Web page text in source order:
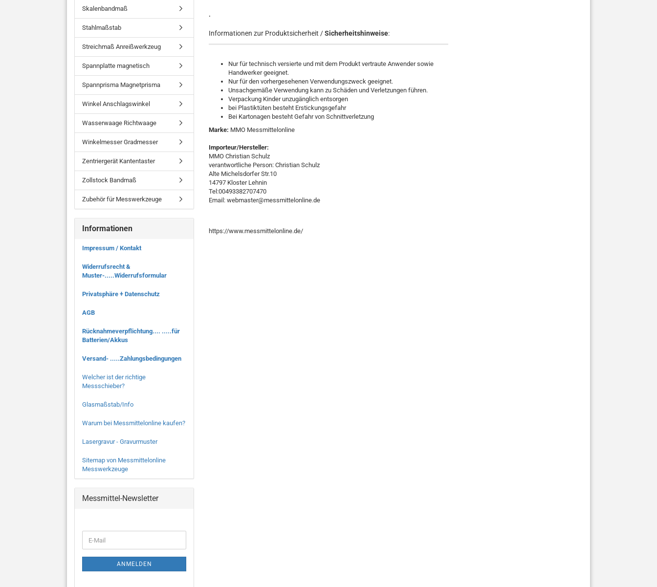
.
Informationen zur Produktsicherheit /Sicherheitshinweise:
Nur für technisch versierte und mit dem Produkt vertraute Anwender sowie
Handwerker geeignet.
Nur für den vorhergesehenen Verwendungszweck geeignet.
Unsachgemäße Verwendung kann zu Schäden und Verletzungen führen.
Verpackung Kinder unzugänglich entsorgen
bei Plastiktüten besteht Erstickungsgefahr
Bei Kartonagen besteht Gefahr von Schnittverletzung
Marke: MMO Messmittelonline
Importeur/Hersteller:
MMO Christian Schulz
verantwortliche Person: Christian Schulz
Alte Michelsdorfer Str.10
14797 Kloster Lehnin
Tel:00493382707470
Email: webmaster@messmittelonline.de
https://www.messmittelonline.de/
Skalenbandmaß
Stahlmaßstab
Streichmaß Anreißwerkzeug
Spannplatte magnetisch
Spannprisma Magnetprisma
Winkel Anschlagswinkel
Wasserwaage Richtwaage
Winkelmesser Gradmesser
Zentriergerät Kantentaster
Zollstock Bandmaß
Zubehör für Messwerkzeuge
Informationen
Impressum / Kontakt
Widerrufsrecht &
Muster-.....Widerrufsformular
Privatsphäre + Datenschutz
AGB
Rücknahmeverpflichtung.... .....für
Batterien/Akkus
Versand- .....Zahlungsbedingungen
Welcher ist der richtige
Messschieber?
Glasmaßstab/Info
Warum bei Messmittelonline kaufen?
Lasergravur - Gravurmuster
Sitemap von Messmittelonline
Messwerkzeuge
Messmittel-Newsletter
ZUR
ANMELDUNG
E-
Mail
ANMELDEN